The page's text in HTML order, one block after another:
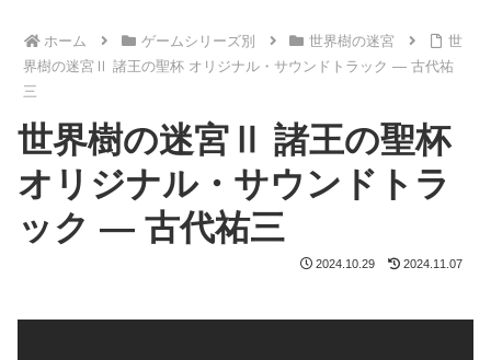
ホーム ゲームシリーズ別 世界樹の迷宮
世
界樹の迷宮Ⅱ 諸王の聖杯 オリジナル・サウンドトラック ― 古代祐
三
世界樹の迷宮Ⅱ 諸王の聖杯
オリジナル・サウンドトラ
ック ― 古代祐三
2024.10.29 2024.11.07